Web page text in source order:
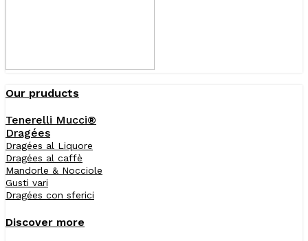
Our pruducts
Tenerelli Mucci®
Dragées
Dragées al Liquore
Dragées al caffè
Mandorle & Nocciole
Gusti vari
Dragées con sferici
Discover more